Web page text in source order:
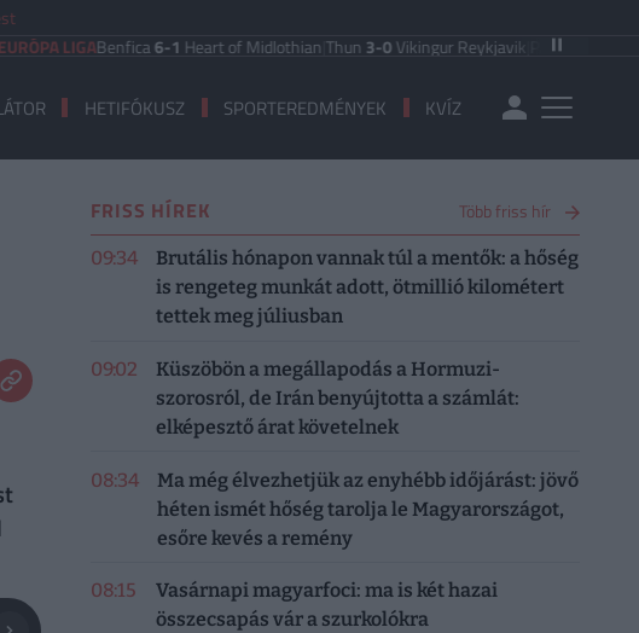
Benfica6-1Heart of Midlothian|Thun3-0 Vikingur Reykjavik PAOK Saloniki0-1
HETIFÓKUSZ SPORTEREDMÉNYEK KVÍZ
FRISS HÍREK Több friss hír
09:34
Brutális hónapon vannak túl a mentők: a hőség
is rengeteg munkát adott, ötmillió kilométert
tettek meg júliusban
09:02
Küszöbön a megállapodás a Hormuzi-
szorosról, de Irán benyújtotta a számlát:
elképesztő árat követelnek
08:34
Ma még élvezhetjük az enyhébb időjárást: jövő
héten ismét hőség tarolja le Magyarországot,
esőre kevés a remény
08:15
Vasárnapi magyarfoci: ma is két hazai
összecsapás vár a szurkolókra